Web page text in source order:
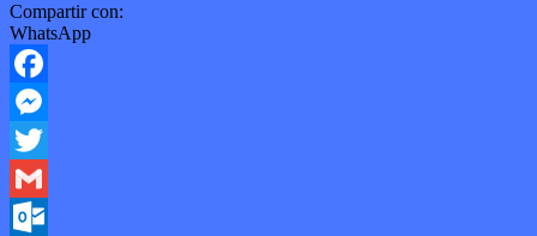
Compartir con:
WhatsApp
Facebook
Messenger
Twitter
Gmail